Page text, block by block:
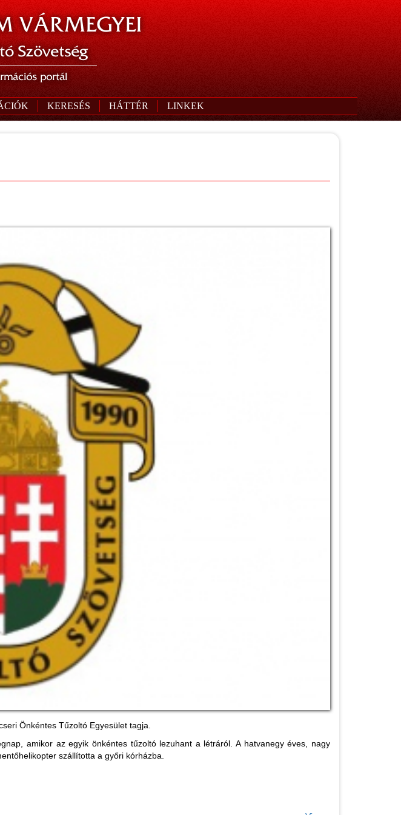
VÁRMEGYEI
Szövetség
portál
KERESÉS HÁTTÉR LINKEK
Önkéntes Tűzoltó Egyesület tagja.
amikor az egyik önkéntes tűzoltó lezuhant a létráról. A hatvanegy éves, nagy
szállította a győri kórházba.